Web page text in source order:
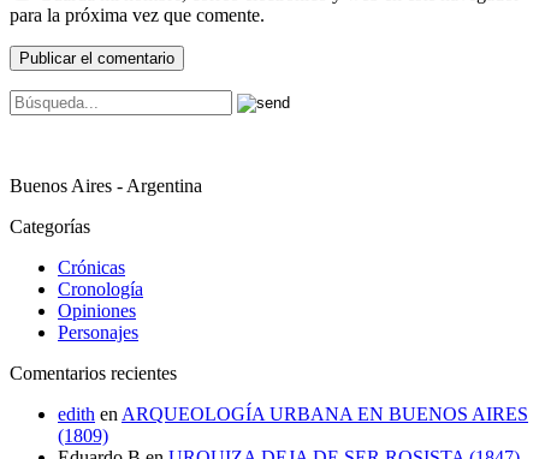
para la próxima vez que comente.
Buenos Aires - Argentina
Categorías
Crónicas
Cronología
Opiniones
Personajes
Comentarios recientes
edith en ARQUEOLOGÍA URBANA EN BUENOS AIRES
(1809)